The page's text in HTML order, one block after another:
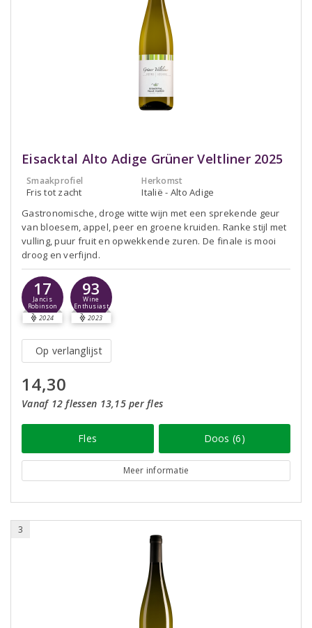
Eisacktal Alto Adige Grüner Veltliner 2025
Smaakprofiel
Fris tot zacht
Herkomst
Italië - Alto Adige
Gastronomische, droge witte wijn met een sprekende geur
van bloesem, appel, peer en groene kruiden. Ranke stijl met
vulling, puur fruit en opwekkende zuren. De finale is mooi
droog en verfijnd.
17
Jancis
Robinson
2024
93
Wine
Enthusiast
2023
Op verlanglijst
14,30
Vanaf 12 flessen 13,15 per fles
Fles Doos (6)
Meer informatie
3